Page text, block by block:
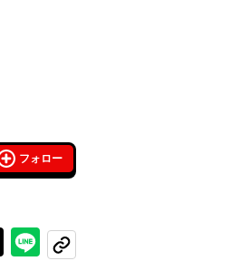
フォロー
Xで投稿するラインでシェアする
コピーする